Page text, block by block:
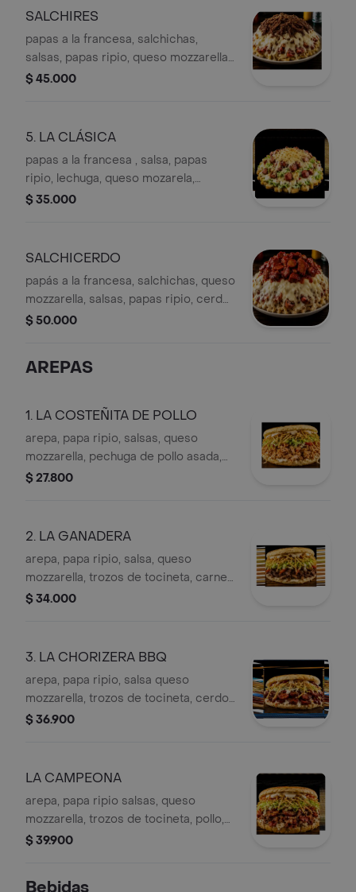
para 4 o 6 personas
SALCHIRES
papas a la francesa, salchichas,
salsas, papas ripio, queso mozzarella,
carne esmechada.
$ 45.000
5. LA CLÁSICA
papas a la francesa , salsa, papas
ripio, lechuga, queso mozarela,
salchicha.
$ 35.000
SALCHICERDO
papás a la francesa, salchichas, queso
mozzarella, salsas, papas ripio, cerdo
con chorizo BBQ. (chorizo mexicano
$ 50.000
AREPAS
1. LA COSTEÑITA DE POLLO
arepa, papa ripio, salsas, queso
mozzarella, pechuga de pollo asada,
trozos de tocineta
$ 27.800
2. LA GANADERA
arepa, papa ripio, salsa, queso
mozzarella, trozos de tocineta, carne
esmechada.
$ 34.000
3. LA CHORIZERA BBQ
arepa, papa ripio, salsa queso
mozzarella, trozos de tocineta, cerdo
con chorizo BBQ. (chorizo mericano
$ 36.900
LA CAMPEONA
arepa, papa ripio salsas, queso
mozzarella, trozos de tocineta, pollo,
carne, cerdo con chorizo BBQ.
$ 39.900